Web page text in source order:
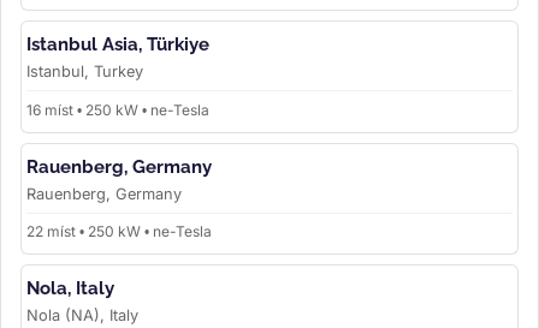
Istanbul Asia, Türkiye
Istanbul, Turkey
16 míst • 250 kW • ne-Tesla
Rauenberg, Germany
Rauenberg, Germany
22 míst • 250 kW • ne-Tesla
Nola, Italy
Nola (NA), Italy